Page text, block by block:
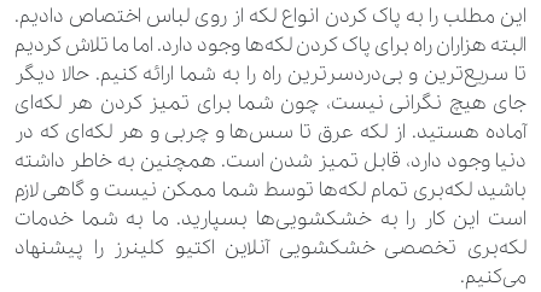
این مطلب را به پاک کردن انواع لکه از روی لباس اختصاص دادیم.
البته هزاران راه برای پاک کردن لکه‌ها وجود دارد. اما ما تلاش کردیم
تا سریع‌ترین و بی‌دردسرترین راه را به شما ارائه کنیم. حالا دیگر
جای هیچ نگرانی نیست، چون شما برای تمیز کردن هر لکه‌ای
آماده هستید. از لکه عرق تا سس‌ها و چربی و هر لکه‌ای که در
دنیا وجود دارد، قابل تمیز شدن است. همچنین به خاطر داشته
باشید لکه‌بری تمام لکه‌ها توسط شما ممکن نیست و گاهی لازم
است این کار را به خشکشویی‌ها بسپارید. ما به شما خدمات
لکه‌بری تخصصی خشکشویی آنلاین اکتیو کلینرز را پیشنهاد
می‌کنیم.